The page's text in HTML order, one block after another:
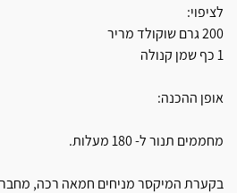
לציפוי:
200 גרם שוקולד מריר
1 כף שמן קנולה
אופן ההכנה:
מחממים תנור ל- 180 מעלות.
בקערת המיקסר מניחים חמאה רכה,